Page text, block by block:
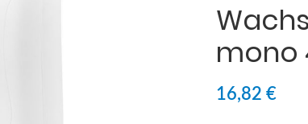
mono
16,82€